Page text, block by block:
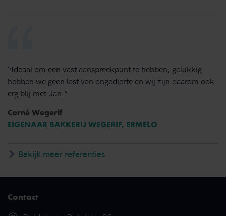
“Ideaal om een vast aanspreekpunt te hebben, gelukkig
hebben we geen last van ongedierte en wij zijn daarom ook
erg blij met Jan.”
Corné Wegerif
EIGENAAR BAKKERIJ WEGERIF, ERMELO
Bekijk meer referenties
Contact